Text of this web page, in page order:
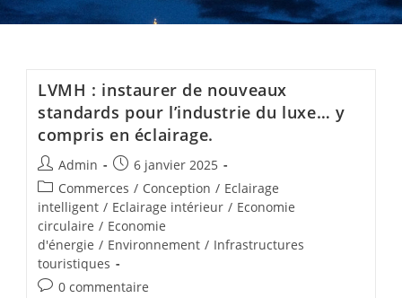
LVMH : instaurer de nouveaux
standards pour l’industrie du luxe… y
compris en éclairage.
Admin
6 janvier 2025
Commerces / Conception / Eclairage
intelligent / Eclairage intérieur / Economie
circulaire / Economie
d'énergie / Environnement / Infrastructures
touristiques
0 commentaire